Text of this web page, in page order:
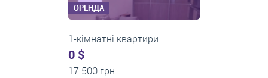
ОРЕНДА
3-кімнатні квартири
500 $
0 грн.